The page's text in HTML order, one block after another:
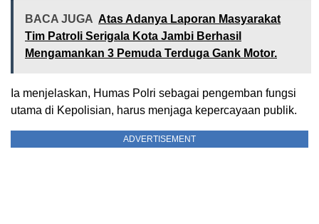
BACA JUGA Atas Adanya Laporan Masyarakat
Tim Patroli Serigala Kota Jambi Berhasil
Mengamankan 3 Pemuda Terduga Gank Motor.
Ia menjelaskan, Humas Polri sebagai pengemban fungsi
utama di Kepolisian, harus menjaga kepercayaan publik.
ADVERTISEMENT